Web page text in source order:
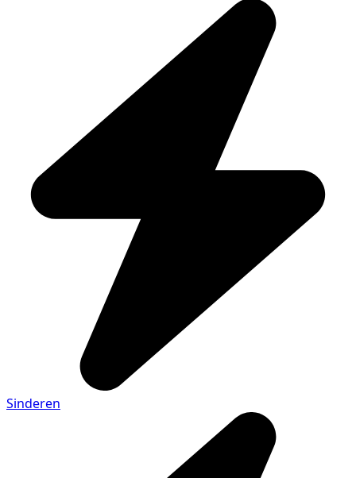
Sinderen